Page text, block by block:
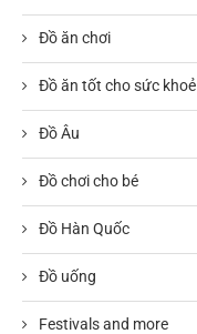
Đồ ăn chơi
Đồ ăn tốt cho sức
Đồ Âu
Đồ chơi cho bé
Đồ Hàn Quốc
Đồ uống
Festivals and more